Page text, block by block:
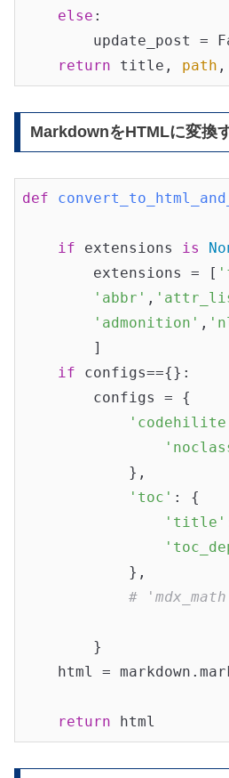
else :
update_post =
return title, path
MarkdownをHTMLに変換
def
if extensions is
        extensions = [
'abbr' ,
'admonition' ,
        ]
if configs=={}:
        configs = {
            },
'toc' : {
'title'
            },
#
        }
html =
return